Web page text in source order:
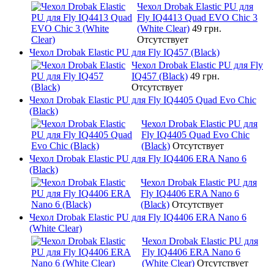
Чехол Drobak Elastic PU для
Fly IQ4413 Quad EVO Chic 3
(White Clear) 49 грн.
Отсутствует
Чехол Drobak Elastic PU для Fly IQ457 (Black)
Чехол Drobak Elastic PU для Fly
IQ457 (Black) 49 грн.
Отсутствует
Чехол Drobak Elastic PU для Fly IQ4405 Quad Evo Chic
(Black)
Чехол Drobak Elastic PU для
Fly IQ4405 Quad Evo Chic
(Black) Отсутствует
Чехол Drobak Elastic PU для Fly IQ4406 ERA Nano 6
(Black)
Чехол Drobak Elastic PU для
Fly IQ4406 ERA Nano 6
(Black) Отсутствует
Чехол Drobak Elastic PU для Fly IQ4406 ERA Nano 6
(White Clear)
Чехол Drobak Elastic PU для
Fly IQ4406 ERA Nano 6
(White Clear) Отсутствует